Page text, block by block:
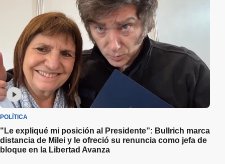
POLÍTICA
"Le expliqué mi posición al Presidente”: Bullrich marca
distancia de Milei y le ofreció su renuncia como jefa de
bloque en la Libertad Avanza